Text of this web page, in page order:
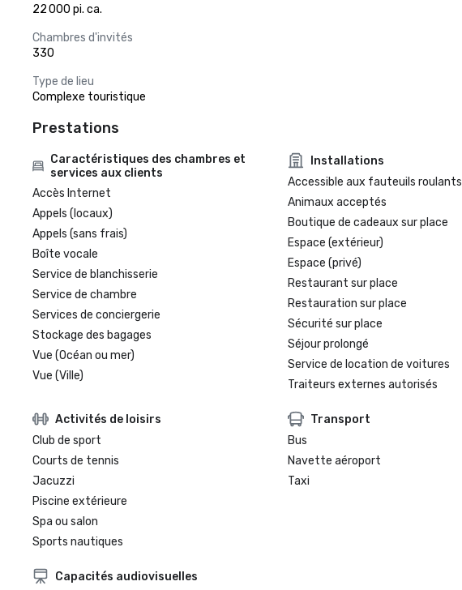
22 000 pi. ca.
Chambres d'invités
330
Type de lieu
Complexe touristique
Prestations
Caractéristiques des chambres et
services aux clients
Accès Internet
Appels (locaux)
Appels (sans frais)
Boîte vocale
Service de blanchisserie
Service de chambre
Services de conciergerie
Stockage des bagages
Vue (Océan ou mer)
Vue (Ville)
Installations
Accessible aux fauteuils roulants
Animaux acceptés
Boutique de cadeaux sur place
Espace (extérieur)
Espace (privé)
Restaurant sur place
Restauration sur place
Sécurité sur place
Séjour prolongé
Service de location de voitures
Traiteurs externes autorisés
Activités de loisirs
Club de sport
Courts de tennis
Jacuzzi
Piscine extérieure
Spa ou salon
Sports nautiques
Transport
Bus
Navette aéroport
Taxi
Capacités audiovisuelles